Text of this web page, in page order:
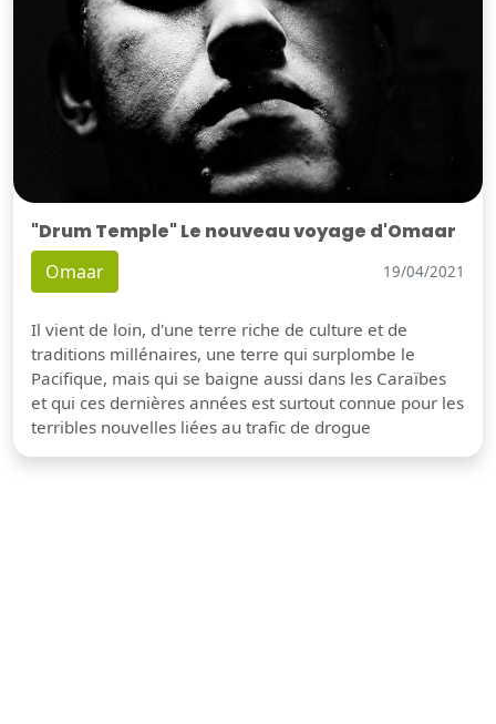
"Drum Temple" Le nouveau voyage d'Omaar
Omaar 19/04/2021
Il vient de loin, d'une terre riche de culture et de
traditions millénaires, une terre qui surplombe le
Pacifique, mais qui se baigne aussi dans les Caraïbes
et qui ces dernières années est surtout connue pour les
terribles nouvelles liées au trafic de drogue